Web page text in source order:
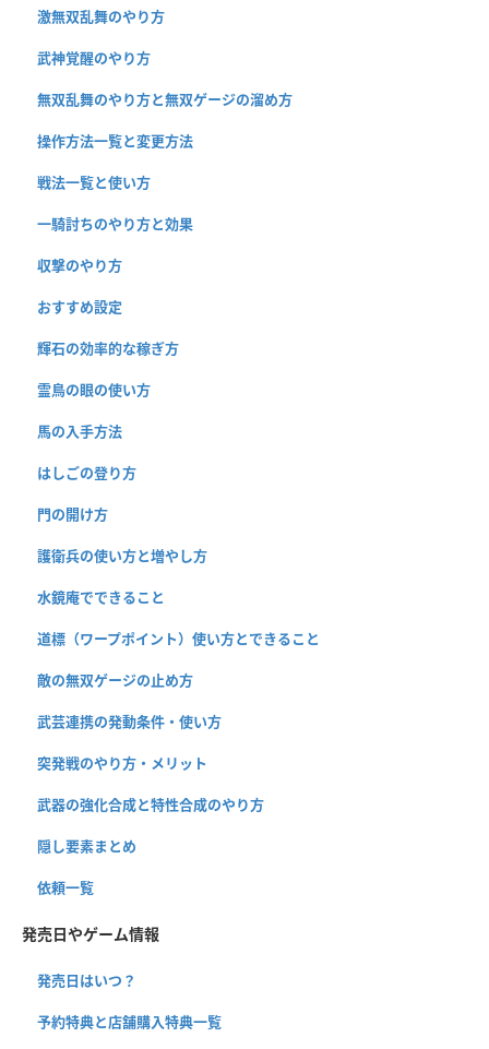
激無双乱舞のやり方
武神覚醒のやり方
無双乱舞のやり方と無双ゲージの溜め方
操作方法一覧と変更方法
戦法一覧と使い方
一騎討ちのやり方と効果
収撃のやり方
おすすめ設定
輝石の効率的な稼ぎ方
霊鳥の眼の使い方
馬の入手方法
はしごの登り方
門の開け方
護衛兵の使い方と増やし方
水鏡庵でできること
道標（ワープポイント）使い方とできること
敵の無双ゲージの止め方
武芸連携の発動条件・使い方
突発戦のやり方・メリット
武器の強化合成と特性合成のやり方
隠し要素まとめ
依頼一覧
発売日やゲーム情報
発売日はいつ？
予約特典と店舗購入特典一覧